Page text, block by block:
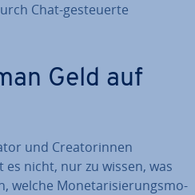
Chat-ge­steu­er­te
Geld auf
und Crea­to­rin­nen
nicht, nur zu wissen, was
welche Mo­ne­ta­ri­sie­rungs­mo­